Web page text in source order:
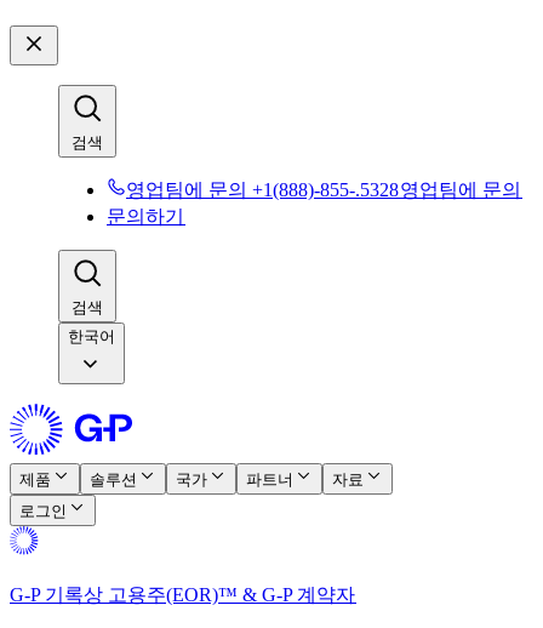
검색​​
영업팀에 문의 +1(888)-855-.5328​​영업팀에 문의​​
문의하기​​
검색​​
한국어
제품​​ 솔루션​​ 국가​​ 파트너​​
자료​​
로그인​​
G-P 기록상 고용주(EOR)™ & G-P 계약자​​